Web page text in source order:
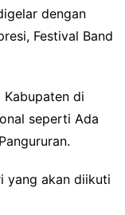
dengan
Festival Band
di
seperti Ada
yang akan diikuti